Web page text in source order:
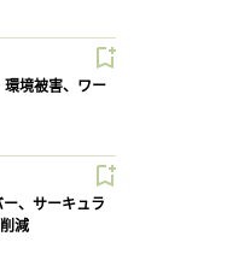
環境被害、ワー
ー、サーキュラ
減